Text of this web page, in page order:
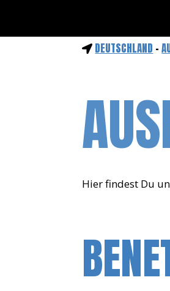
DEUTSCHLAND -
Hier findest Du